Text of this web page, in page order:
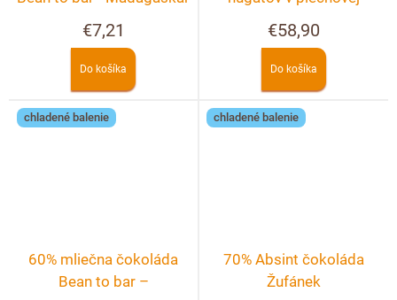
€7,21
Do košíka
škatuľke
€58,90
Do košíka
chladené balenie
60% mliečna čokoláda
Bean to bar –
chladené balenie
70% Absint čokoláda
Žufánek